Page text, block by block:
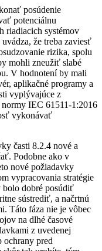
posúdenie
potenciálnu
riadiacich systémov
že treba zaviesť
rizika, spolu
mohli zneužiť slabé
V hodnotení by mali
aplikačné programy a
vyplývajúce z
IEC 61511-1:2016
vykonávať
časti 8.2.4 nové a
Podobne ako v
nové požiadavky
vypracovania stratégie
bolo dobré posúdiť
sústrediť, a načrtnú
Táto fáza nie je vôbec
na dlhé časové
z uvedenej
ochrany pred